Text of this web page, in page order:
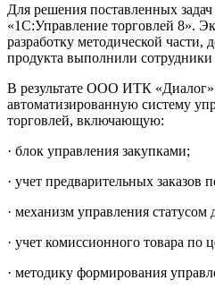
Для решения поставленных
«1С:Управление торговлей 8».
разработку методической части,
продукта выполнили
В результате ООО ИТК
автоматизированную систему
торговлей, включающую:
· блок управления закупками;
· учет предварительных заказов
· механизм управления статусом
· учет комиссионного товара по
· методику формирования